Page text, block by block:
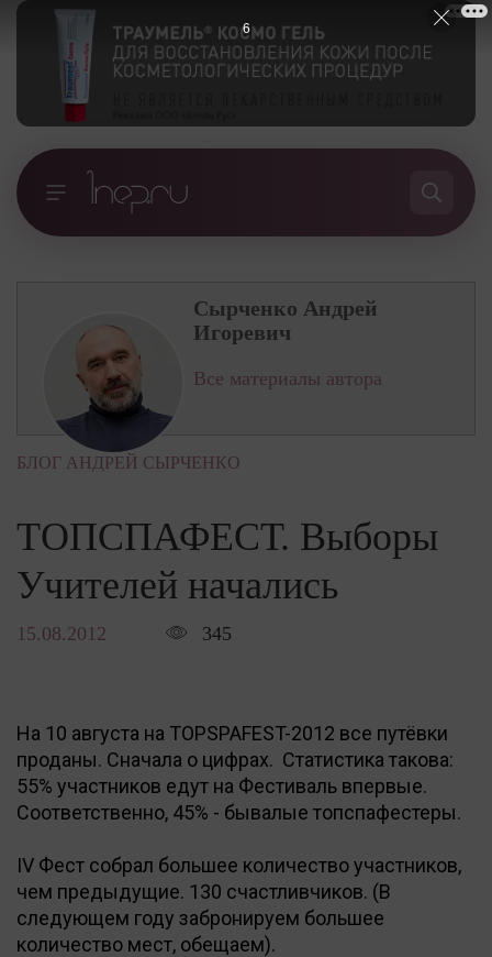
Сырченко Андрей
Игоревич
Все материалы автора
БЛОГ АНДРЕЙ СЫРЧЕНКО
ТОПСПАФЕСТ. Выборы
Учителей начались
15.08.2012 345
На 10 августа на TOPSPAFEST-2012 все путёвки
проданы. Сначала о цифрах. Статистика такова:
55% участников едут на Фестиваль впервые.
Соответственно, 45% - бывалые топспафестеры.
IV Фест собрал большее количество участников,
чем предыдущие. 130 счастливчиков. (В
следующем году забронируем большее
количество мест, обещаем).
5